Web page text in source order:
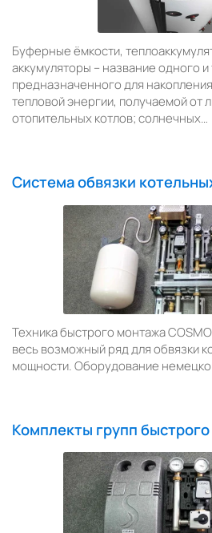
Буферные ёмкости,
аккумуляторы – название одного
предназначенного для
тепловой энергии, получаемой от
отопительных котлов; солнечных…
Система обвязки
Техника быстрого монтажа
весь возможный ряд для обвязки
мощности. Оборудование
Комплекты групп